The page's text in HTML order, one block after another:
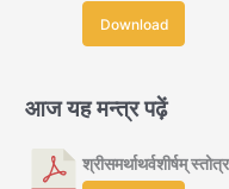
Download
आज यह मन्त्र पढ़ें
श्रीसमर्थाथर्वशीर्षम् स्तोत्र